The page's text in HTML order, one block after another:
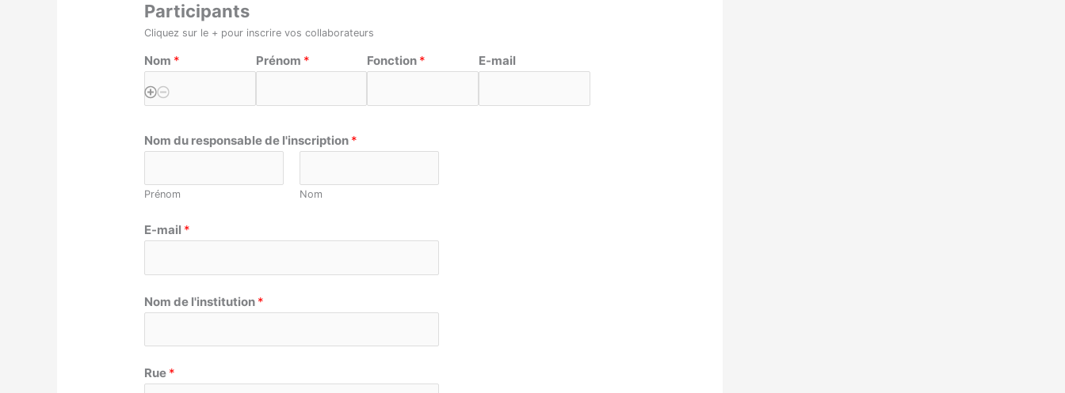
Participants
Cliquez sur le + pour inscrire vos collaborateurs
Nom * Prénom * Fonction * E-mail
Nom du responsable de l'inscription *
Prénom Nom
E-mail *
Nom de l'institution *
Rue *